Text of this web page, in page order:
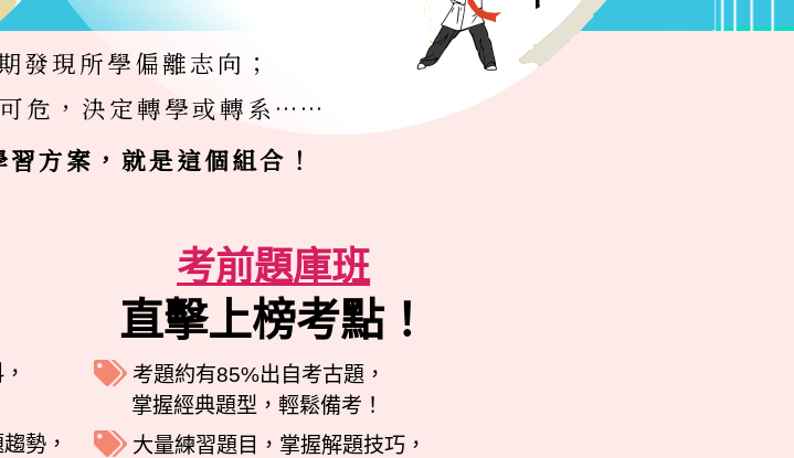
發現所學偏離志向；
危， 決定轉學或轉系……
方案， 就是這個組合！
勢，
考前題庫班
直擊上榜考點！
考題約有85%出自考古題，
掌握經典題型，輕鬆備考！
大量練習題目，掌握解題技巧，